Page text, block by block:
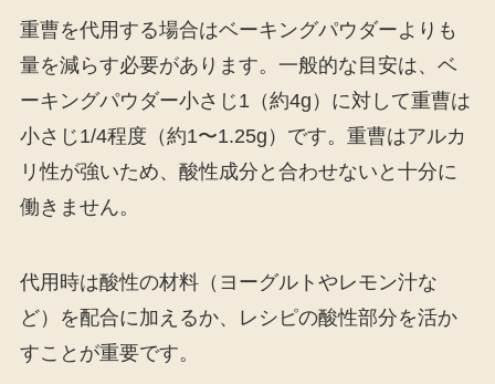
重曹を代用する場合はベーキングパウダーよりも
量を減らす必要があります。一般的な目安は、ベ
ーキングパウダー小さじ1（約4g）に対して重曹は
小さじ1/4程度（約1〜1.25g）です。重曹はアルカ
リ性が強いため、酸性成分と合わせないと十分に
働きません。
代用時は酸性の材料（ヨーグルトやレモン汁な
ど）を配合に加えるか、レシピの酸性部分を活か
すことが重要です。